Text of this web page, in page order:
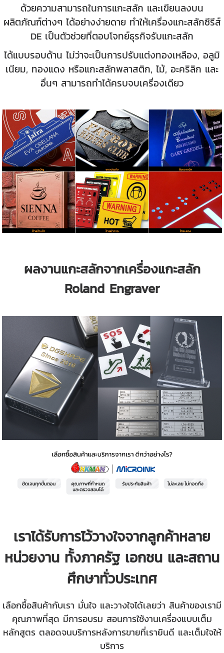
ด้วยความสามารถในการแกะสลัก และเขียนลงบน
ผลิตภัณฑ์ต่างๆ ได้อย่างง่ายดาย ทำให้เครื่องแกะสลักซีรีส์
DE เป็นตัวช่วยที่ตอบโจทย์ธุรกิจรับแกะสลัก
ได้แบบรอบด้าน ไม่ว่าจะเป็นการปรับแต่งทองเหลือง, อลูมิ
เนียม, ทองแดง หรือแกะสลักพลาสติก, ไม้, อะคริลิก และ
อื่นๆ สามารถทำได้ครบจบเครื่องเดียว
ผลงานแกะสลักจากเครื่องแกะสลัก
Roland Engraver
เราได้รับการไว้วางใจจากลูกค้าหลาย
หน่วยงาน ทั้งภาครัฐ เอกชน และสถาน
ศึกษาทั่วประเทศ
เลือกซื้อสินค้ากับเรา มั่นใจ และวางใจได้เลยว่า สินค้าของเรามี
คุณภาพที่สุด มีการอบรม สอนการใช้งานเครื่องแบบเต็ม
หลักสูตร ตลอดจนบริการหลังการขายที่เรายินดี และเต็มใจให้
บริการ